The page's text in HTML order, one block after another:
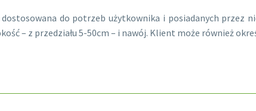
do potrzeb użytkownika i posiadanych przez
– z przedziału 5-50cm – i nawój. Klient może również